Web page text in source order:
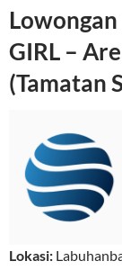
Lowongan
GIRL –
(Tamatan
Lokasi: